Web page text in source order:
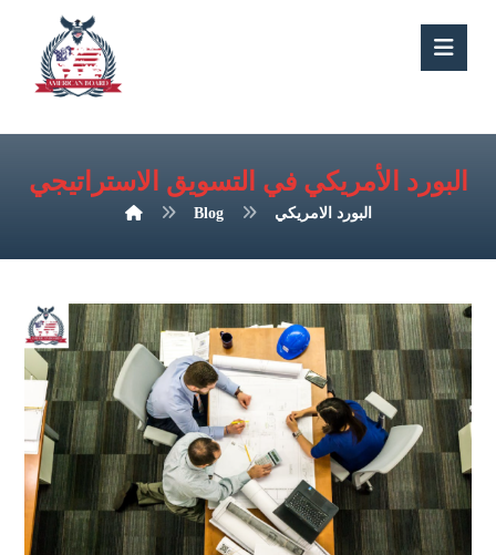
البورد الأمريكي في التسويق الاستراتيجي
Blog البورد الامريكي